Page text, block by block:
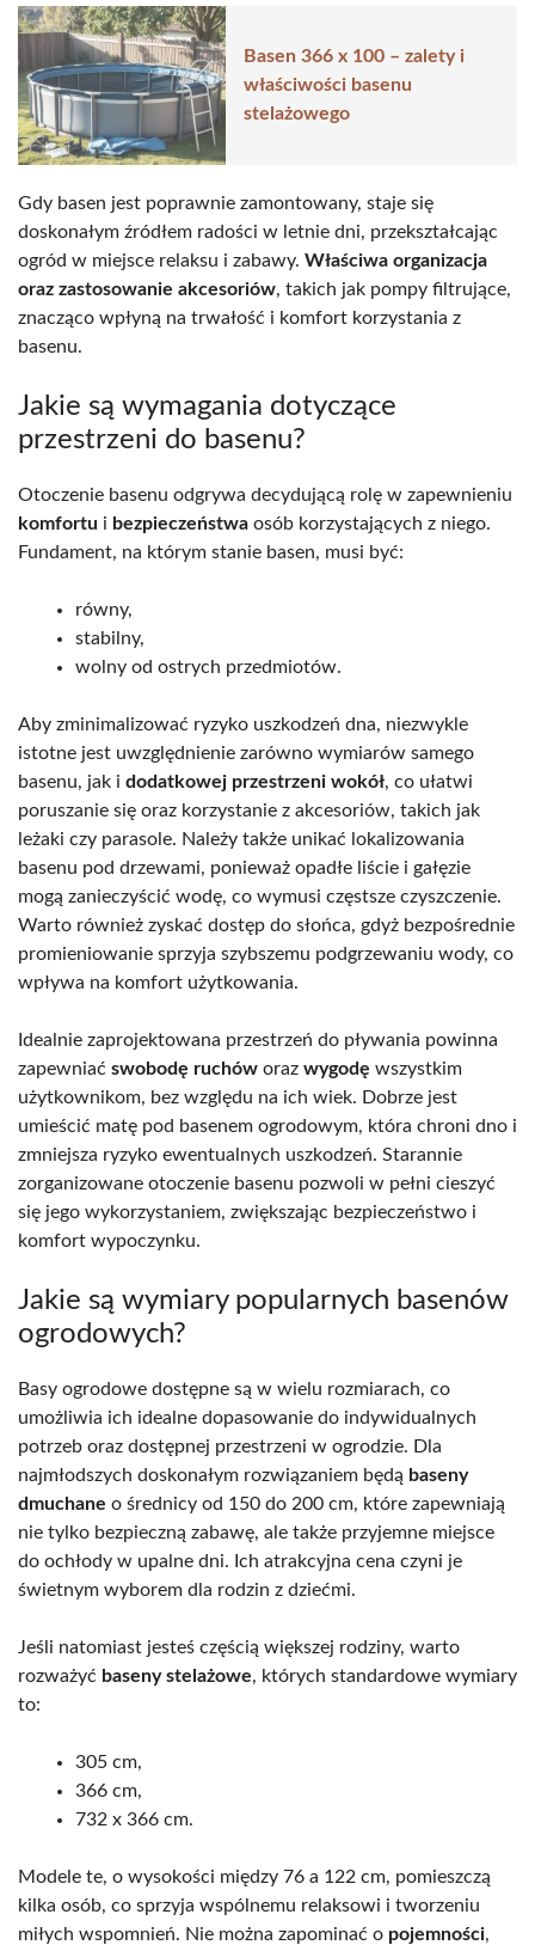
Basen 366 x 100 – zalety i
właściwości basenu
stelażowego
Gdy basen jest poprawnie zamontowany, staje się
doskonałym źródłem radości w letnie dni, przekształcając
ogród w miejsce relaksu i zabawy. Właściwa organizacja
oraz zastosowanie akcesoriów, takich jak pompy filtrujące,
znacząco wpłyną na trwałość i komfort korzystania z
basenu.
Jakie są wymagania dotyczące
przestrzeni do basenu?
Otoczenie basenu odgrywa decydującą rolę w zapewnieniu
komfortu i bezpieczeństwa osób korzystających z niego.
Fundament, na którym stanie basen, musi być:
równy,
stabilny,
wolny od ostrych przedmiotów.
Aby zminimalizować ryzyko uszkodzeń dna, niezwykle
istotne jest uwzględnienie zarówno wymiarów samego
basenu, jak i dodatkowej przestrzeni wokół, co ułatwi
poruszanie się oraz korzystanie z akcesoriów, takich jak
leżaki czy parasole. Należy także unikać lokalizowania
basenu pod drzewami, ponieważ opadłe liście i gałęzie
mogą zanieczyścić wodę, co wymusi częstsze czyszczenie.
Warto również zyskać dostęp do słońca, gdyż bezpośrednie
promieniowanie sprzyja szybszemu podgrzewaniu wody, co
wpływa na komfort użytkowania.
Idealnie zaprojektowana przestrzeń do pływania powinna
zapewniać swobodę ruchów oraz wygodę wszystkim
użytkownikom, bez względu na ich wiek. Dobrze jest
umieścić matę pod basenem ogrodowym, która chroni dno i
zmniejsza ryzyko ewentualnych uszkodzeń. Starannie
zorganizowane otoczenie basenu pozwoli w pełni cieszyć
się jego wykorzystaniem, zwiększając bezpieczeństwo i
komfort wypoczynku.
Jakie są wymiary popularnych basenów
ogrodowych?
Basy ogrodowe dostępne są w wielu rozmiarach, co
umożliwia ich idealne dopasowanie do indywidualnych
potrzeb oraz dostępnej przestrzeni w ogrodzie. Dla
najmłodszych doskonałym rozwiązaniem będą baseny
dmuchane o średnicy od 150 do 200 cm, które zapewniają
nie tylko bezpieczną zabawę, ale także przyjemne miejsce
do ochłody w upalne dni. Ich atrakcyjna cena czyni je
świetnym wyborem dla rodzin z dziećmi.
Jeśli natomiast jesteś częścią większej rodziny, warto
rozważyć baseny stelażowe, których standardowe wymiary
to:
305 cm,
366 cm,
732 x 366 cm.
Modele te, o wysokości między 76 a 122 cm, pomieszczą
kilka osób, co sprzyja wspólnemu relaksowi i tworzeniu
miłych wspomnień. Nie można zapominać o pojemności,